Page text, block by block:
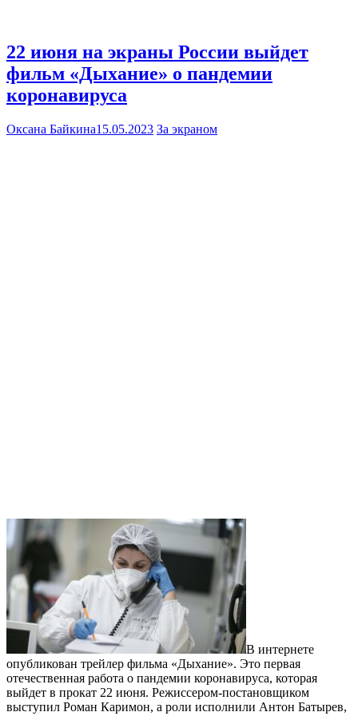
22 июня на экраны России выйдет
фильм «Дыхание» о пандемии
коронавируса
Оксана Байкина15.05.2023 За экраном
В интернете
опубликован трейлер фильма «Дыхание». Это первая
отечественная работа о пандемии коронавируса, которая
выйдет в прокат 22 июня. Режиссером-постановщиком
выступил Роман Каримон, а роли исполнили Антон Батырев,